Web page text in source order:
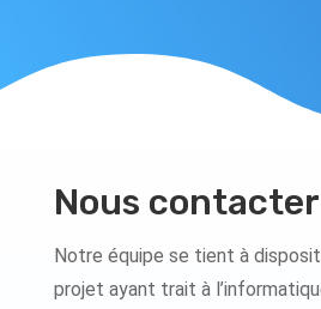
Nous contacter
Notre équipe se tient à
projet ayant trait à